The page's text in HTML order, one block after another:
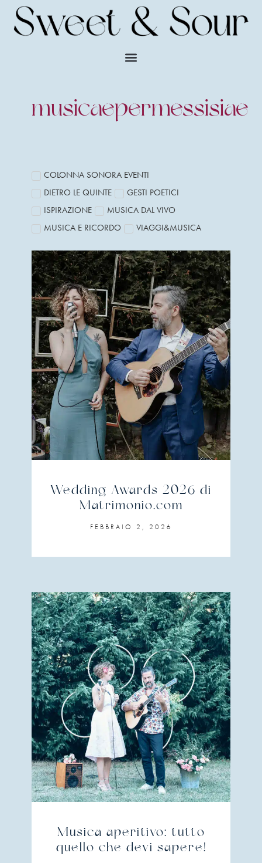
musicaepermessisiae
COLONNA SONORA EVENTI
DIETRO LE QUINTE
GESTI POETICI
ISPIRAZIONE
MUSICA DAL VIVO
MUSICA E RICORDO
VIAGGI&MUSICA
Wedding Awards 2026 di
Matrimonio.com
FEBBRAIO 2, 2026
Musica aperitivo: tutto
quello che devi sapere!